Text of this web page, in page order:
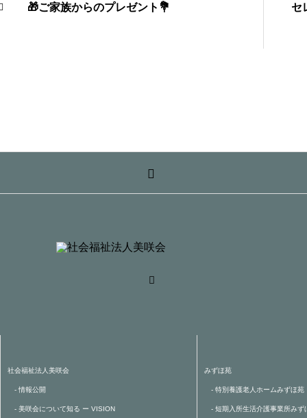
🎁ご家族からのプレゼント💐 セ
社会福祉法人美咲会
- 情報公開
- 美咲会について知る ー VISION
みずほ苑
- 特別養護老人ホームみずほ苑
- 短期入所生活介護事業所みず